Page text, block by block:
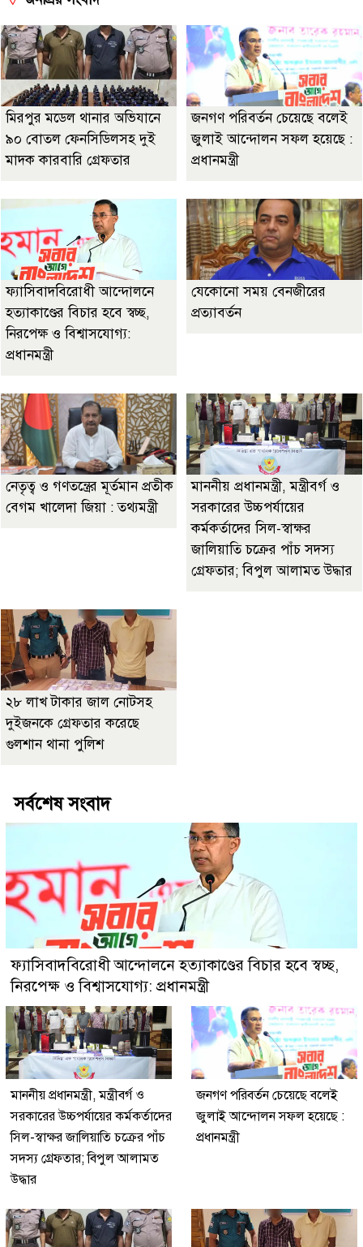
মিরপুর মডেল থানার অভিযানে
৯০ বোতল ফেনসিডিলসহ দুই
মাদক কারবারি গ্রেফতার
জনগণ পরিবর্তন চেয়েছে বলেই
জুলাই আন্দোলন সফল হয়েছে :
প্রধানমন্ত্রী
ফ্যাসিবাদবিরোধী আন্দোলনে
হত্যাকাণ্ডের বিচার হবে স্বচ্ছ,
নিরপেক্ষ ও বিশ্বাসযোগ্য:
প্রধানমন্ত্রী
যেকোনো সময় বেনজীরের
প্রত্যাবর্তন
নেতৃত্ব ও গণতন্ত্রের মূর্তমান প্রতীক
বেগম খালেদা জিয়া : তথ্যমন্ত্রী
মাননীয় প্রধানমন্ত্রী, মন্ত্রীবর্গ ও
সরকারের উচ্চপর্যায়ের
কর্মকর্তাদের সিল-স্বাক্ষর
জালিয়াতি চক্রের পাঁচ সদস্য
গ্রেফতার; বিপুল আলামত উদ্ধার
২৮ লাখ টাকার জাল নোটসহ
দুইজনকে গ্রেফতার করেছে
গুলশান থানা পুলিশ
সর্বশেষ সংবাদ
ফ্যাসিবাদবিরোধী আন্দোলনে হত্যাকাণ্ডের বিচার হবে স্বচ্ছ,
নিরপেক্ষ ও বিশ্বাসযোগ্য: প্রধানমন্ত্রী
মাননীয় প্রধানমন্ত্রী, মন্ত্রীবর্গ ও
সরকারের উচ্চপর্যায়ের কর্মকর্তাদের
সিল-স্বাক্ষর জালিয়াতি চক্রের পাঁচ
সদস্য গ্রেফতার; বিপুল আলামত
উদ্ধার
জনগণ পরিবর্তন চেয়েছে বলেই
জুলাই আন্দোলন সফল হয়েছে :
প্রধানমন্ত্রী